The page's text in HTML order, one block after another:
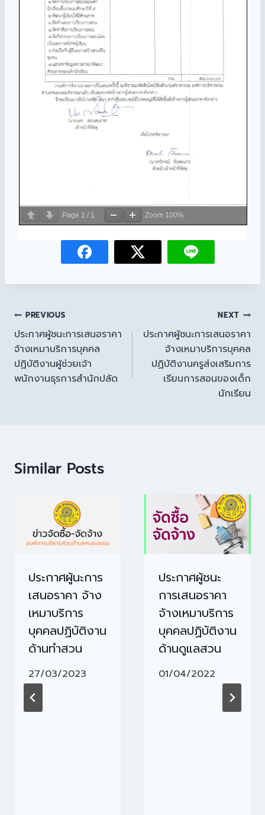
Page 1 / 1 Zoom 100%
PREVIOUS
ประกาศผู้ชนะการเสนอราคา
จ้างเหมาบริการบุคคล
ปฏิบัติงานผู้ช่วยเจ้า
พนักงานธุรการสำนักปลัด
NEXT
ประกาศผู้ชนะการเสนอราคา
จ้างเหมาบริการบุคคล
ปฏิบัติงานครูส่งเสริมการ
เรียนการสอนของเด็ก
นักเรียน
Similar Posts
ประกาศผู้นะการ
เสนอราคา จ้าง
เหมาบริการ
บุคคลปฏิบัติงาน
ด้านทำสวน
27/03/2023
ประกาศผู้ชนะ
การเสนอราคา
จ้างเหมาบริการ
บุคคลปฏิบัติงาน
ด้านดูแลสวน
01/04/2022